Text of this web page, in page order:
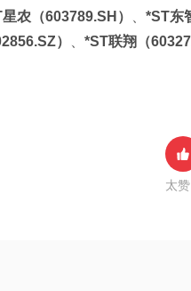
农（603789.SH） *ST东
） *ST联翔（
太